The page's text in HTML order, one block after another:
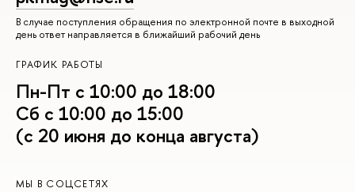
В случае поступления обращения по электронной почте в выходной
день ответ направляется в ближайший рабочий день
ГРАФИК РАБОТЫ
Пн-Пт с 10:00 до 18:00
Сб с 10:00 до 15:00
(с 20 июня до конца августа)
МЫ В СОЦСЕТЯХ